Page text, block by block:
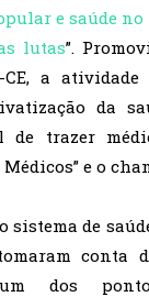
e saúde
lutas”.
CE, a
da
de trazer
e o
sistema de
conta
dos